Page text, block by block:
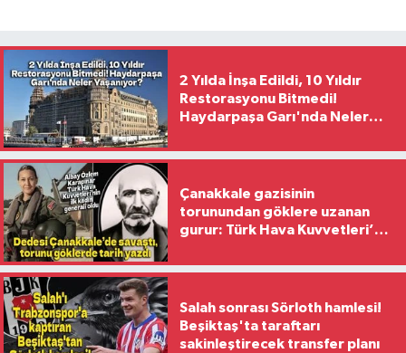
2 Yılda İnşa Edildi, 10 Yıldır
Restorasyonu Bitmedi!
Haydarpaşa Garı'nda Neler
Çanakkale gazisinin
torunundan göklere uzanan
gurur: Türk Hava Kuvvetleri’nin
Salah sonrası Sörloth hamlesi!
Beşiktaş'ta taraftarı
sakinleştirecek transfer planı